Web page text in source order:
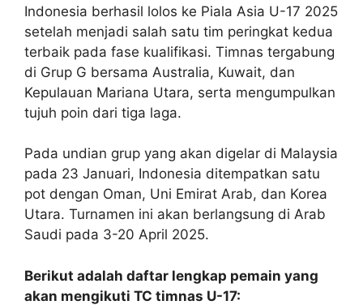
Indonesia berhasil lolos ke Piala Asia U-17 2025
setelah menjadi salah satu tim peringkat kedua
terbaik pada fase kualifikasi. Timnas tergabung
di Grup G bersama Australia, Kuwait, dan
Kepulauan Mariana Utara, serta mengumpulkan
tujuh poin dari tiga laga.
Pada undian grup yang akan digelar di Malaysia
pada 23 Januari, Indonesia ditempatkan satu
pot dengan Oman, Uni Emirat Arab, dan Korea
Utara. Turnamen ini akan berlangsung di Arab
Saudi pada 3-20 April 2025.
Berikut adalah daftar lengkap pemain yang
akan mengikuti TC timnas U-17: